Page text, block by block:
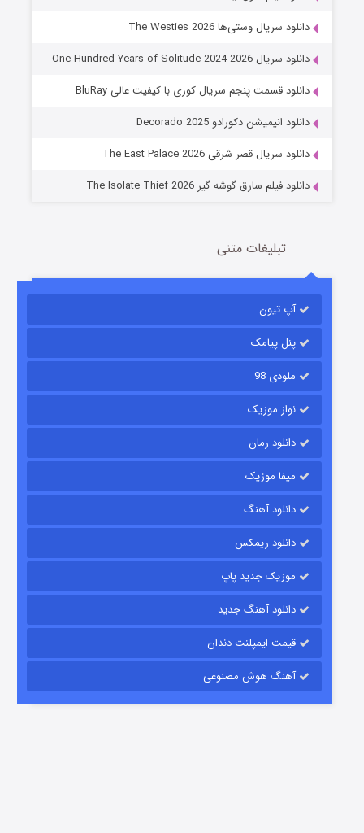
عملیات آپارتمان
قسمت2 (زیرنویس) منتشر شد
قسمت
دانلود سریال وستی‌ها The Westies 2026
دانلود سریال One Hundred Years of Solitude 2024-2026
دانلود قسمت پنجم سریال کوری با کیفیت عالی BluRay
دانلود انیمیشن دکورادو Decorado 2025
دانلود سریال قصر شرقی The East Palace 2026
دانلود فیلم سارق گوشه گیر The Isolate Thief 2026
تبلیغات متنی
آپ تیون
پنل پیامک
ملودی 98
نواز موزیک
دانلود رمان
میفا موزیک
دانلود آهنگ
دانلود ریمکس
موزیک جدید پاپ
دانلود آهنگ جدید
قیمت ایمپلنت دندان
آهنگ هوش مصنوعی